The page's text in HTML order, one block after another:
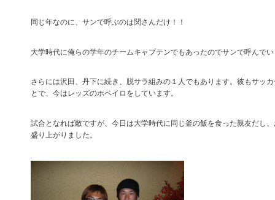
同じ年なのに、サンで呼ぶのは関さんだけ！！
大学時代に俺らの学年のチームキャプテンでもあったのでサンで呼んで
さらには沢田、丹下に続き、脱サラ組みの１人でもあります。彼もサッ
とで、今はレッズのホペイロをしています。
試合となれば敵ですが、今日は大学時代に同じ釜の飯を食った親友だし
盛り上がりました。